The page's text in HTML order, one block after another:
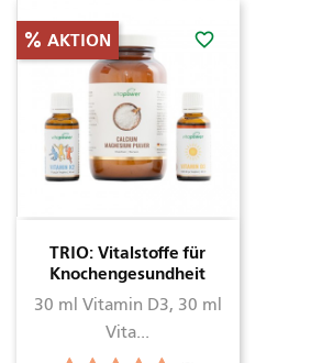
TRIO: Vitalstoffe für
Knochengesundheit
30 ml Vitamin D3, 30 ml
Vita...
favorite_border
AKTION